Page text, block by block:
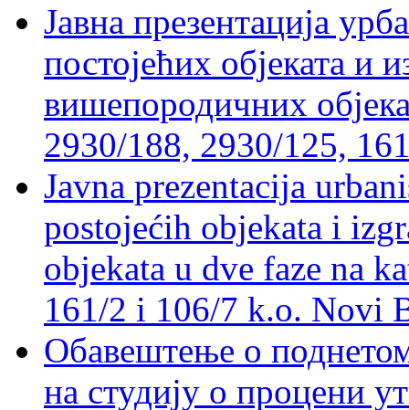
Јавна презентација
постојећих објеката и
вишепородичних
2930/188, 2930/125,
Javna prezentacija
postojećih objekata i
objekata u dve faze na
161/2 i 106/7 k.o. Novi
Обавештење о поднетом
на студију о процени